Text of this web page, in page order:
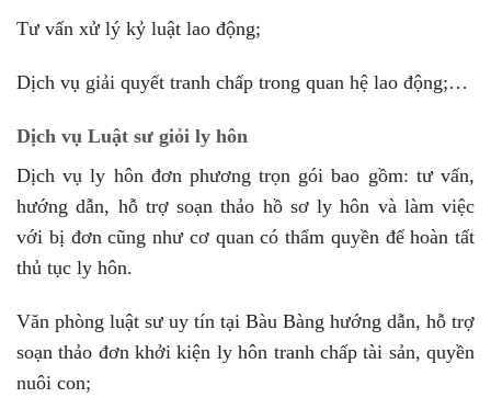
Tư vấn xử lý kỷ luật lao động;
Dịch vụ giải quyết tranh chấp trong quan hệ lao động;…
Dịch vụ Luật sư giỏi ly hôn
Dịch vụ ly hôn đơn phương trọn gói bao gồm: tư vấn,
hướng dẫn, hỗ trợ soạn thảo hồ sơ ly hôn và làm việc
với bị đơn cũng như cơ quan có thẩm quyền để hoàn tất
thủ tục ly hôn.
Văn phòng luật sư uy tín tại Bàu Bàng hướng dẫn, hỗ trợ
soạn thảo đơn khởi kiện ly hôn tranh chấp tài sản, quyền
nuôi con;